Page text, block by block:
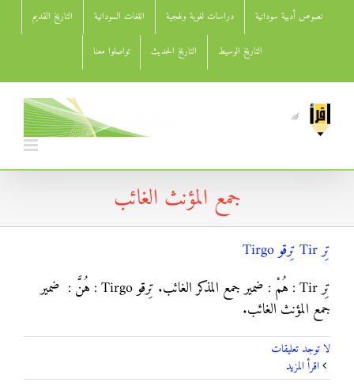
نصوص أدبية سودانية دراسات لغوية ولهجية اللغات السودانية التاريخ القديم
التاريخ الوسيط التاريخ الحديث تواصلوا معنا
جمع المؤنث الغائب
تِر Tir تِرقو Tirgo
تِر Tir : هُمْ : ضمير جمع المذكر الغائب. تِرقو Tirgo : هُنَّ : ضمير
جمع المؤنث الغائب.
لا توجد تعليقات